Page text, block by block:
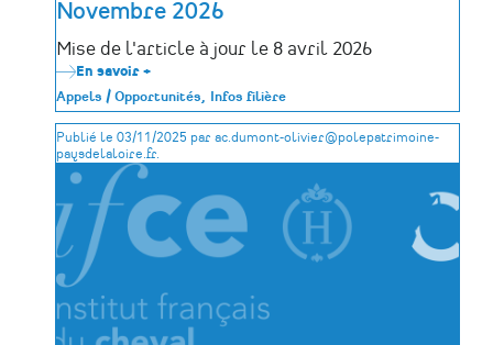
Novembre 2026
Mise de l'article à jour le 8 avril 2026
En savoir +
Forum
des
Métiers
du
Patrimoine
2026
Appels / Opportunités Infos filière
Publié le 03/11/2025 par ac.dumont-olivier@polepatrimoine-
paysdelaloire.fr.